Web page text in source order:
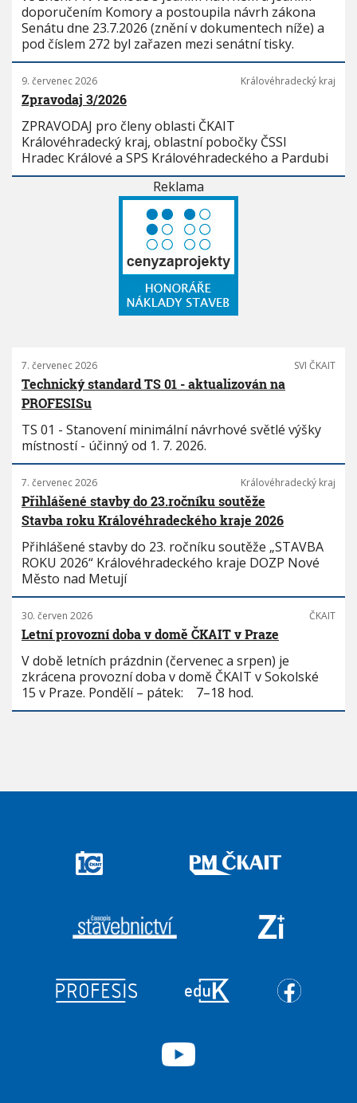
doporučením Komory a postoupila návrh zákona
Senátu dne 23.7.2026 (znění v dokumentech níže) a
pod číslem 272 byl zařazen mezi senátní tisky.
9. červenec 2026 Královéhradecký kraj
Zpravodaj 3/2026
ZPRAVODAJ pro členy oblasti ČKAIT
Královéhradecký kraj, oblastní pobočky ČSSI
Hradec Králové a SPS Královéhradeckého a Pardubi
Reklama
7. červenec 2026 SVI ČKAIT
Technický standard TS 01 - aktualizován na
PROFESISu
TS 01 - Stanovení minimální návrhové světlé výšky
místností - účinný od 1. 7. 2026.
7. červenec 2026 Královéhradecký kraj
Přihlášené stavby do 23.ročníku soutěže
Stavba roku Královéhradeckého kraje 2026
Přihlášené stavby do 23. ročníku soutěže „STAVBA
ROKU 2026“ Královéhradeckého kraje DOZP Nové
Město nad Metují
30. červen 2026 ČKAIT
Letní provozní doba v domě ČKAIT v Praze
V době letních prázdnin (červenec a srpen) je
zkrácena provozní doba v domě ČKAIT v Sokolské
15 v Praze. Pondělí – pátek: 7–18 hod.